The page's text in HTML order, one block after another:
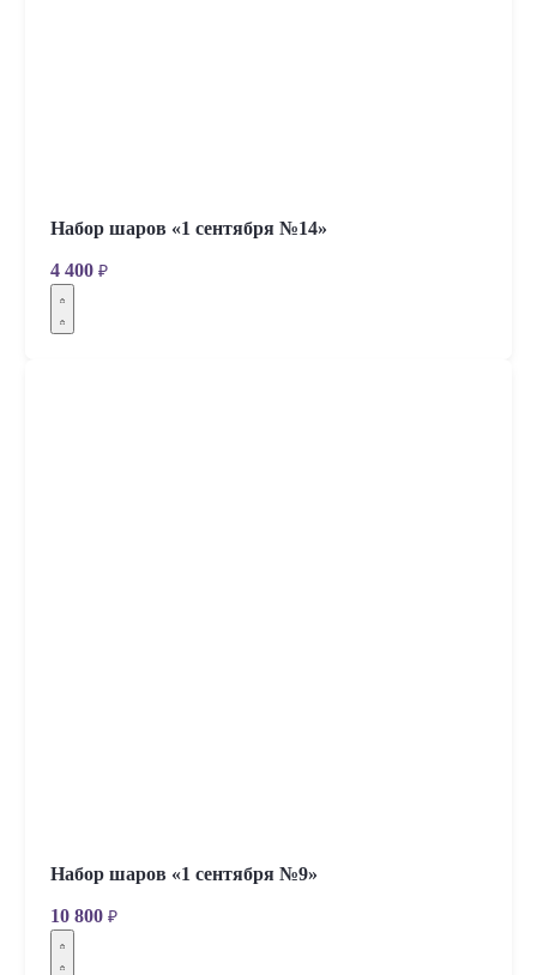
Набор шаров «1 сентября №14»
4 400 ₽
Набор шаров «1 сентября №9»
10 800 ₽